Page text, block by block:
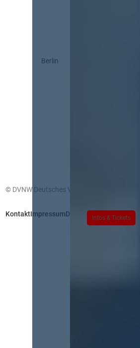
Infos & Tickets
Berlin
© DVNW Deutsches Vergabenetzwerk GmbH
KontaktImpressumDatenschutz